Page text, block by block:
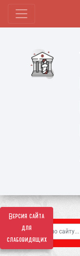
Версия сайта
для
слабовидящих